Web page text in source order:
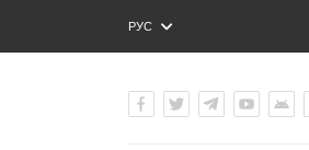
РУС
ENG